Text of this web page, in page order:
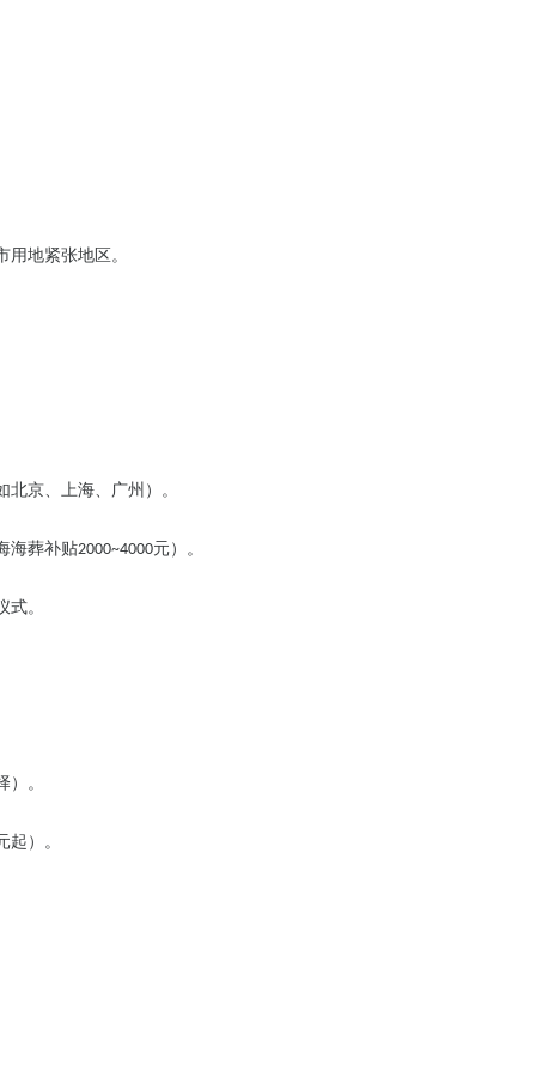
用地紧张地区。
北京、上海、广州）。
海葬补贴2000~4000元）。
。
）。
起）。